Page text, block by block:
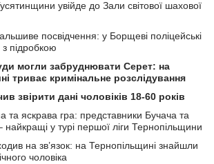
увійде до Зали світової шахової
посвідчення: у Борщеві поліцейські
з підробкою
могли забруднювати Серет: на
триває кримінальне розслідування
звірити дані чоловіків 18-60 років
та яскрава гра: представники Бучача та
у турі першої ліги Тернопільщини
на зв’язок: на Тернопільщині знайшли
чоловіка